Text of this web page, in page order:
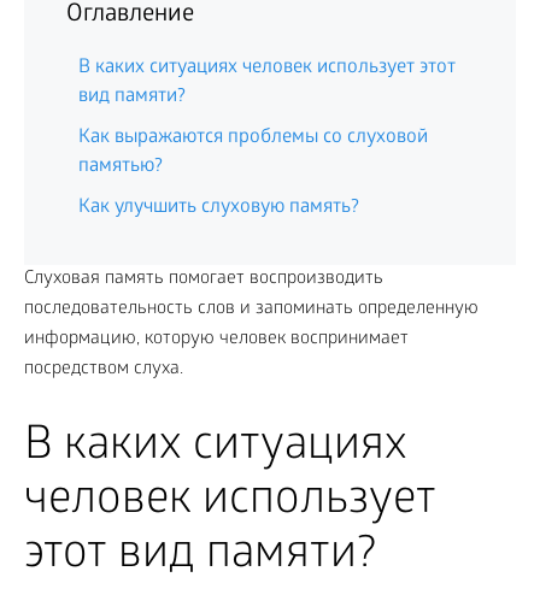
Оглавление
В каких ситуациях человек использует этот
вид памяти?
Как выражаются проблемы со слуховой
памятью?
Как улучшить слуховую память?
Слуховая память помогает воспроизводить
последовательность слов и запоминать определенную
информацию, которую человек воспринимает
посредством слуха.
В каких ситуациях
человек использует
этот вид памяти?